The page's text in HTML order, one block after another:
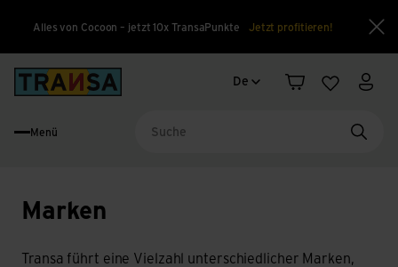
Alles von Cocoon – jetzt 10x TransaPunkte Jetzt profitieren!
Sprachwechsel
De
Warenkorb
Merkliste
Menü
Marken
Transa führt eine Vielzahl unterschiedlicher Marken,